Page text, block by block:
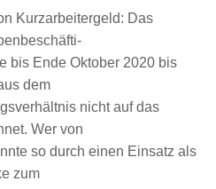
Kurzarbeitergeld: Das
bis Ende Oktober 2020 bis
dem
nicht auf das
Wer von
so durch einen Einsatz als
zum